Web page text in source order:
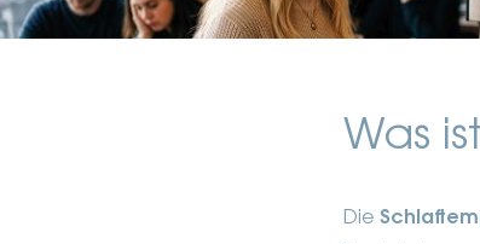
Was
Die